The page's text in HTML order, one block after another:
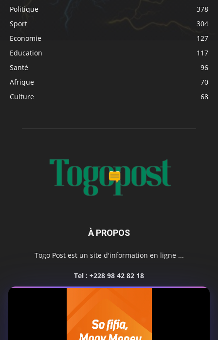
Politique
378
Sport
304
Economie
127
Education
117
Santé
96
Afrique
70
Culture
68
À PROPOS
Togo Post est un site d'information en ligne ...
Tel : +228 98 42 82 18
SUIVEZ NOUS